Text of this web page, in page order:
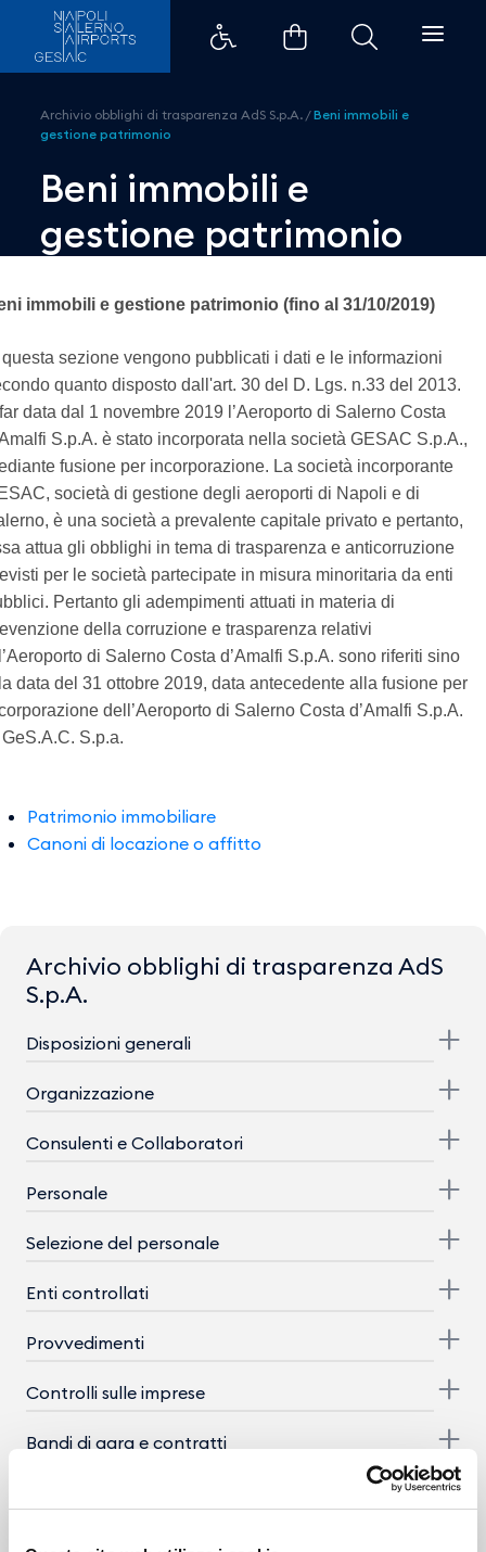
Beni immobili e gestione
Archivio obblighi di trasparenza AdS S.p.A. /Beni immobili e
gestione patrimonio
Beni immobili e
gestione patrimonio
immobili e gestione patrimonio (fino al 31/10/2019)
sezione vengono pubblicati i dati e le informazioni
quanto disposto dall'art. 30 del D. Lgs. n.33 del 2013.
data dal 1 novembre 2019 l’Aeroporto di Salerno Costa
S.p.A. è stato incorporata nella società GESAC S.p.A.,
fusione per incorporazione. La società incorporante
società di gestione degli aeroporti di Napoli e di
è una società a prevalente capitale privato e pertanto,
attua gli obblighi in tema di trasparenza e anticorruzione
per le società partecipate in misura minoritaria da enti
Pertanto gli adempimenti attuati in materia di
della corruzione e trasparenza relativi
di Salerno Costa d’Amalfi S.p.A. sono riferiti sino
data del 31 ottobre 2019, data antecedente alla fusione per
dell’Aeroporto di Salerno Costa d’Amalfi S.p.A.
S.p.a.
Patrimonio immobiliare
Canoni di locazione o affitto
Archivio obblighi di trasparenza AdS
S.p.A.
Disposizioni generali
Organizzazione
Consulenti e Collaboratori
Personale
Selezione del personale
Enti controllati
Provvedimenti
Controlli sulle imprese
Bandi di gara e contratti